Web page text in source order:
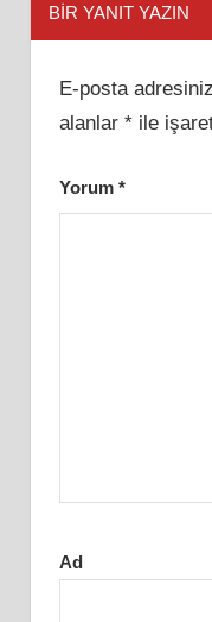
BIR YANIT YAZIN
E-posta
alanlar *ile
Yorum *
Ad